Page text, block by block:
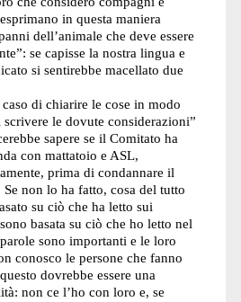
in questa maniera
dell’animale che deve essere
se capisse la nostra lingua e
si sentirebbe macellato due
di chiarire le cose in modo
le dovute considerazioni”
sapere se il Comitato ha
con mattatoio e ASL,
prima di condannare il
non lo ha fatto, cosa del tutto
su ciò che ha letto sui
basata su ciò che ho letto nel
sono importanti e le loro
conosco le persone che fanno
dovrebbe essere una
non ce l’ho con loro e, se